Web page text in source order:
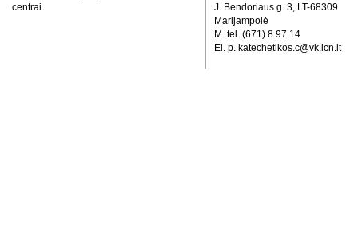
centrai
J. Bendoriaus g. 3, LT-68309
Marijampolė
M. tel. (671) 8 97 14
El. p. katechetikos.c@vk.lcn.lt